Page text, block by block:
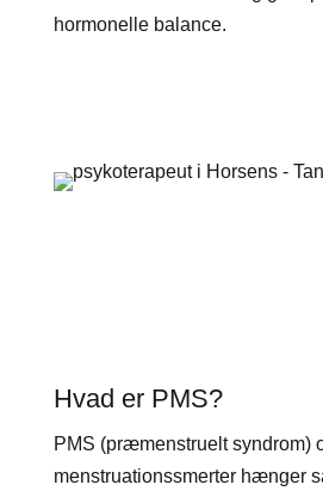
hormonelle balance.
Hvad er PMS?
PMS (præmenstruelt syndrom)
menstruationssmerter hænger